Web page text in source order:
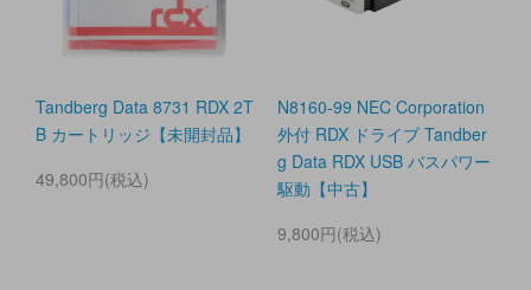
Tandberg Data 8731 RDX 2T
B カートリッジ【未開封品】
49,800円(税込)
N8160-99 NEC Corporation
外付 RDX ドライブ Tandber
g Data RDX USB バスパワー
駆動【中古】
9,800円(税込)